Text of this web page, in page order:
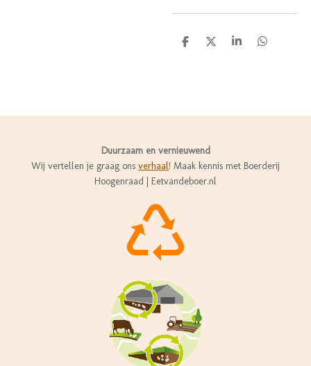
D
D
S
D
Duurzaam en vernieuwend
Wij vertellen je graag ons verhaal! Maak kennis met Boerderij
Hoogenraad | Eetvandeboer.nl